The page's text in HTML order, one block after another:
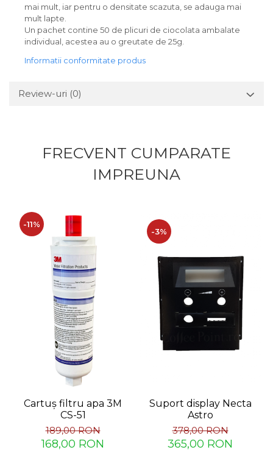
mai mult, iar pentru o densitate scazuta, se adauga mai
mult lapte.
Un pachet contine 50 de plicuri de ciocolata ambalate
individual, acestea au o greutate de 25g.
Informatii conformitate produs
Review-uri (0)
FRECVENT CUMPARATE
IMPREUNA
-11%
Cartuș filtru apa 3M
CS-51
189,00 RON
168,00 RON
-3%
Suport display Necta
Astro
378,00 RON
365,00 RON